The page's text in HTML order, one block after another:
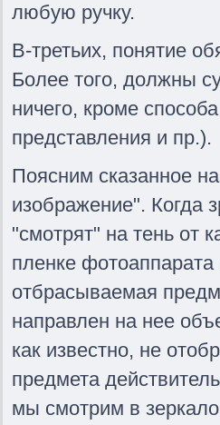
любую ручку.
В-третьих, понятие
Более того, должны
ничего, кроме
представления и пр.).
Поясним сказанное
изображение". Когда
"смотрят" на тень от
пленке
отбрасываемая
направлен на нее
как известно, не
предмета
мы смотрим в